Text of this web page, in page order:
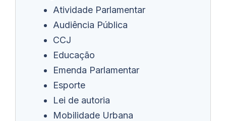
Atividade Parlamentar
Audiência Pública
CCJ
Educação
Emenda Parlamentar
Esporte
Lei de autoria
Mobilidade Urbana